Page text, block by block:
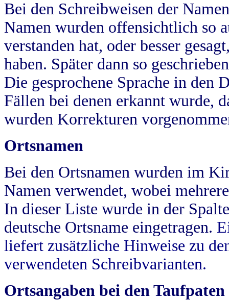
Bei den Schreibweisen der
Namen wurden offensichtlich so
verstanden hat, oder besser
haben. Später dann so
Die gesprochene Sprache in
Fällen bei denen erkannt wurde,
wurden Korrekturen
Ortsnamen
Bei den Ortsnamen wurden im
Namen verwendet, wobei
In dieser Liste wurde in der
deutsche Ortsname eingetragen.
liefert zusätzliche Hinweise zu
verwendeten Schreibvarianten.
Ortsangaben bei den Taufpaten